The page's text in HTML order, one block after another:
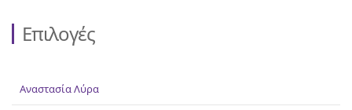
Αρχική
Αναστασία Λύρα
Επιλογές
Αναστασία Λύρα